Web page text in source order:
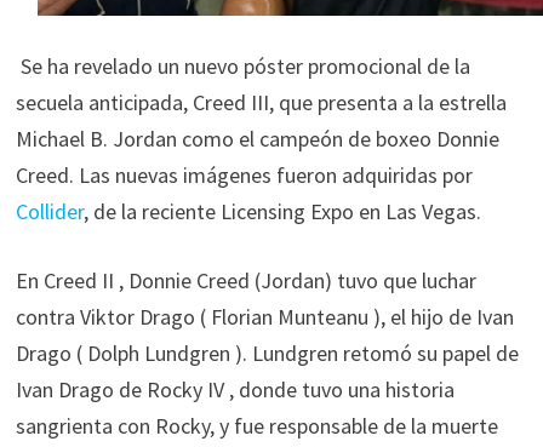
Se ha revelado un nuevo póster promocional de la
secuela anticipada, Creed III, que presenta a la estrella
Michael B. Jordan como el campeón de boxeo Donnie
Creed. Las nuevas imágenes fueron adquiridas por
Collider, de la reciente Licensing Expo en Las Vegas.
En Creed II , Donnie Creed (Jordan) tuvo que luchar
contra Viktor Drago ( Florian Munteanu ), el hijo de Ivan
Drago ( Dolph Lundgren ). Lundgren retomó su papel de
Ivan Drago de Rocky IV , donde tuvo una historia
sangrienta con Rocky, y fue responsable de la muerte